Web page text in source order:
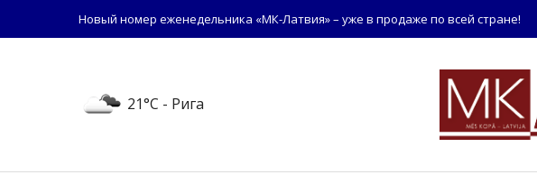
Новый номер еженедельника «МК-Латвия» – уже в продаже по всей стране!
21°C - Рига